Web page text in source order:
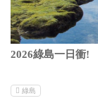
2026綠島一日衝!
綠島